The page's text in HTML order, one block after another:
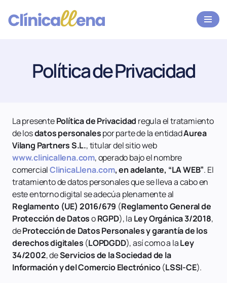
Saltar
Política de Privacidad
La presentePolítica de Privacidad regula el tratamiento
de losdatos personalespor parte de la entidadAurea
Vilang Partners S.L., titular del sitio web
www.clinicallena.com, operado bajo el nombre
comercialClinicaLlena.com, en adelante, “LA WEB”. El
tratamiento de datos personales que se lleva a cabo en
este entorno digital se adecúa plenamente al
Reglamento (UE) 2016/679 (Reglamento General de
Protección de DatosoRGPD), la Ley Orgánica 3/2018,
deProtección de Datos Personales y garantía de los
derechos digitales (LOPDGDD), así como a laLey
34/2002, deServicios de la Sociedad de la
Información y del Comercio Electrónico(LSSI-CE).